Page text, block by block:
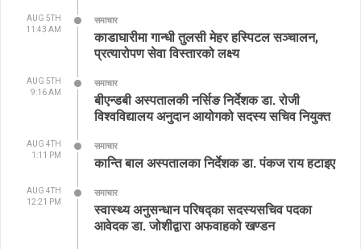
AUG 5TH
11:43 AM
समाचार
काडाघारीमा गान्धी तुलसी मेहर हस्पिटल सञ्चालन,
प्रत्यारोपण सेवा विस्तारको लक्ष्य
AUG 5TH
9:16 AM
समाचार
बीएन्डबी अस्पतालकी नर्सिङ निर्देशक डा. रोजी
विश्वविद्यालय अनुदान आयोगको सदस्य सचिव नियुक्त
AUG 4TH
1:11 PM
समाचार
कान्ति बाल अस्पतालका निर्देशक डा. पंकज राय हटाइए
AUG 4TH
12:21 PM
समाचार
स्वास्थ्य अनुसन्धान परिषद्का सदस्यसचिव पदका
आवेदक डा. जोशीद्वारा अफवाहको खण्डन